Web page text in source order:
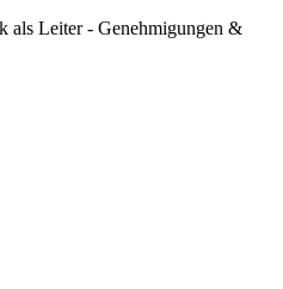
als Leiter - Genehmigungen &